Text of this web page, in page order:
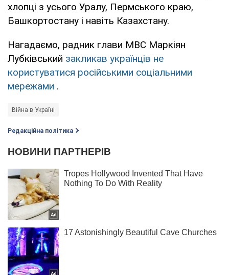
хлопці з усього Уралу, Пермського краю,
Башкортостану і навіть Казахстану.
Нагадаємо, радник глави МВС Маркіян
Лубківський закликав українців не
користуватися російськими соціальними
мережами .
Війна в Україні
Редакційна політика